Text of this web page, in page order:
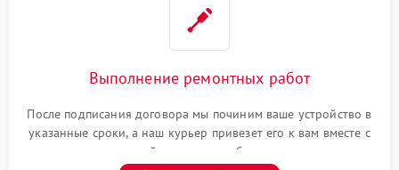
Выполнение ремонтных работ
После подписания договора мы починим ваше устройство в
указанные сроки, а наш курьер привезет его к вам вместе с
гарантийным талоном бесплатно